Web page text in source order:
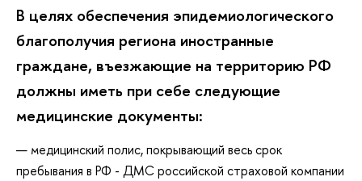
В целях обеспечения эпидемиологического
благополучия региона иностранные
граждане, въезжающие на территорию РФ
должны иметь при себе следующие
медицинские документы:
медицинский полис, покрывающий весь срок
пребывания в РФ - ДМС российской страховой компании